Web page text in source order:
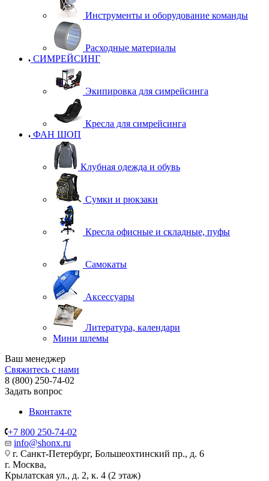
Инструменты и оборудование команды
Расходные материалы
СИМРЕЙСИНГ
Экипировка для симрейсинга
Кресла для симрейсинга
ФАН ШОП
Клубная одежда и обувь
Сумки и рюкзаки
Кресла офисные и складные, пуфы
Самокаты
Аксессуары
Литература, календари
Мини шлемы
Ваш менеджер
Свяжитесь с нами
8 (800) 250-74-02
Задать вопрос
Вконтакте
+7 800 250-74-02
info@shonx.ru
г. Санкт-Петербург, Большеохтинский пр., д. 6
г. Москва,
Крылатская ул., д. 2, к. 4 (2 этаж)